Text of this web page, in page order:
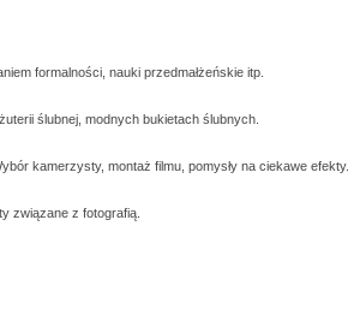
formalności, nauki przedmałżeńskie itp.
ślubnej, modnych bukietach ślubnych.
kamerzysty, montaż filmu, pomysły na ciekawe efekty.
związane z fotografią.